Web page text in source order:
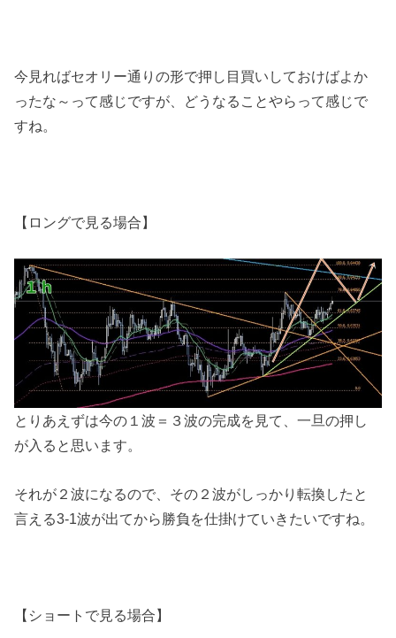
今見ればセオリー通りの形で押し目買いしておけばよか
ったな～って感じですが、どうなることやらって感じで
すね。
【ロングで見る場合】
とりあえずは今の１波＝３波の完成を見て、一旦の押し
が入ると思います。
それが２波になるので、その２波がしっかり転換したと
言える3-1波が出てから勝負を仕掛けていきたいですね。
【ショートで見る場合】